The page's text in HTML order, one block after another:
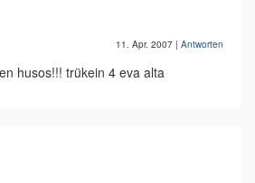
11. Apr. 2007 | Antworten
husos!!! trükein 4 eva alta